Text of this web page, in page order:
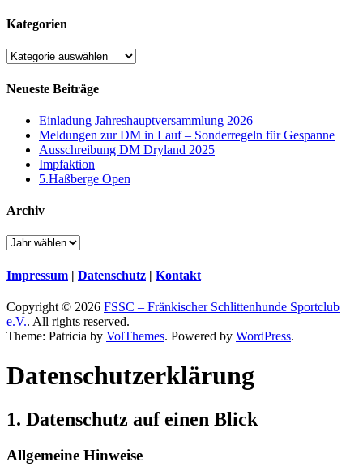
Kategorien
Kategorien
Neueste Beiträge
Einladung Jahreshauptversammlung 2026
Meldungen zur DM in Lauf – Sonderregeln für Gespanne
Ausschreibung DM Dryland 2025
Impfaktion
5.Haßberge Open
Archiv
Impressum | Datenschutz | Kontakt
Copyright © 2026 FSSC – Fränkischer Schlittenhunde Sportclub
e.V.. All rights reserved.
Theme: Patricia by VolThemes. Powered by WordPress.
Datenschutz­erklärung
1. Datenschutz auf einen Blick
Allgemeine Hinweise